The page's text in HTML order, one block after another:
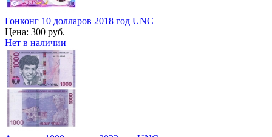
Гонконг 10 долларов 2018 год UNC
Цена: 300 руб.
Нет в наличии